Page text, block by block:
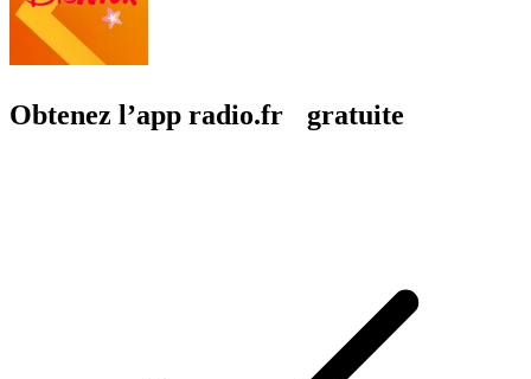
Obtenez l’app radio.fr gratuite